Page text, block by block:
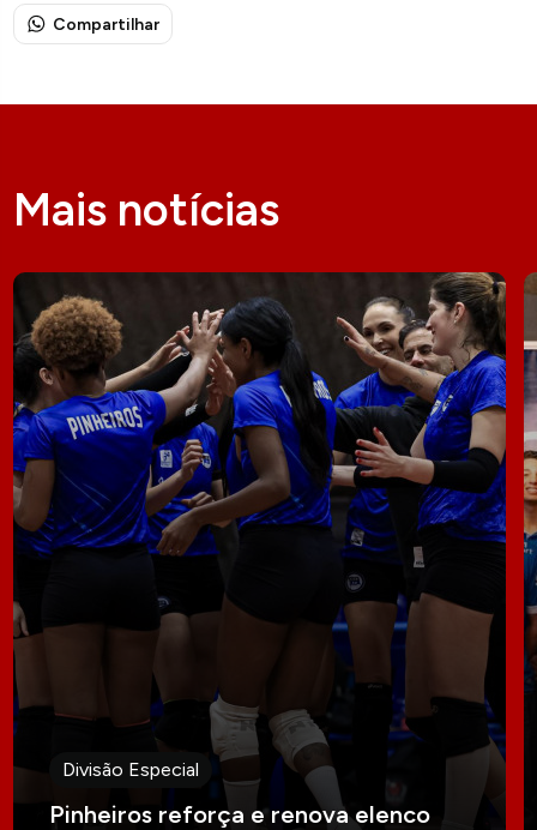
Compartilhar
Mais notícias
Divisão Especial
Pinheiros reforça e renova elenco